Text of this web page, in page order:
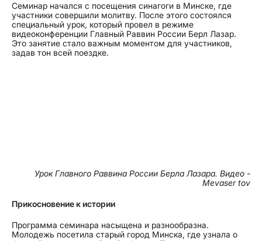
Семинар начался с посещения синагоги в Минске, где
участники совершили молитву. После этого состоялся
специальный урок, который провел в режиме
видеоконференции Главный Раввин России Берл Лазар.
Это занятие стало важным моментом для участников,
задав тон всей поездке.
Урок Главного Раввина России Берла Лазара. Видео -
Mevaser tov
Прикосновение к истории
Программа семинара насыщена и разнообразна.
Молодежь посетила старый город Минска, где узнала о